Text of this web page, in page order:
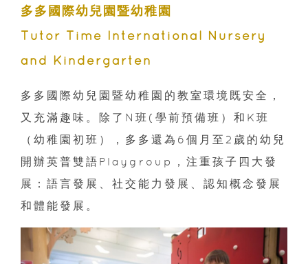
多多國際幼兒園暨幼稚園
Tutor Time International Nursery
and Kindergarten
多多國際幼兒園暨幼稚園的教室環境既安全，
又充滿趣味。除了N班(學前預備班）和K班
（幼稚園初班），多多還為6個月至2歲的幼兒
開辦英普雙語Playgroup，注重孩子四大發
展：語言發展、社交能力發展、認知概念發展
和體能發展。